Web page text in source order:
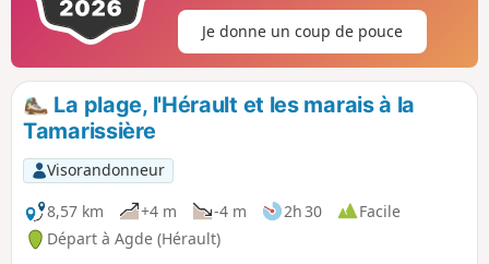
Je donne un coup de pouce
La plage, l'Hérault et les marais à la
Tamarissière
Visorandonneur
8,57 km
+4 m -4 m 2h 30
Facile
Départ à Agde (Hérault)